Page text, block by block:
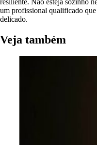
um profissional qualificado que
delicado.
Veja também